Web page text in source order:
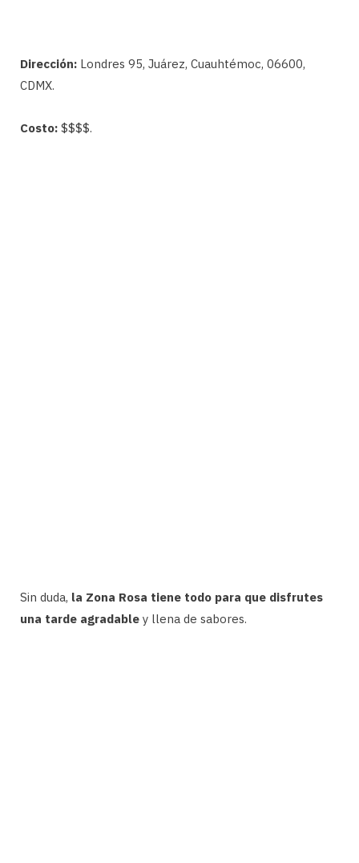
Dirección: Londres 95, Juárez, Cuauhtémoc, 06600,
CDMX.
Costo: $$$$.
Sin duda, la Zona Rosa tiene todo para que disfrutes
una tarde agradable y llena de sabores.